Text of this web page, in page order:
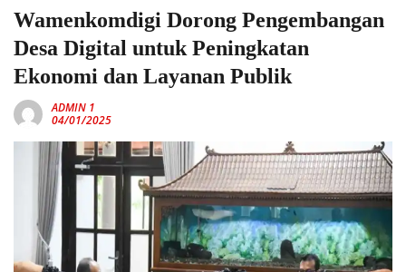
Wamenkomdigi Dorong Pengembangan
Desa Digital untuk Peningkatan
Ekonomi dan Layanan Publik
ADMIN 1
04/01/2025